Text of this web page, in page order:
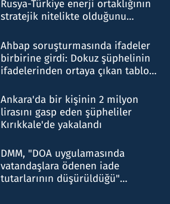
Rusya-Türkiye enerji ortaklığının
stratejik nitelikte olduğunu
Ahbap soruşturmasında ifadeler
birbirine girdi: Dokuz şüphelinin
ifadelerinden ortaya çıkan tablo
Ankara'da bir kişinin 2 milyon
lirasını gasp eden şüpheliler
Kırıkkale'de yakalandı
DMM, "DOA uygulamasında
vatandaşlara ödenen iade
tutarlarının düşürüldüğü"